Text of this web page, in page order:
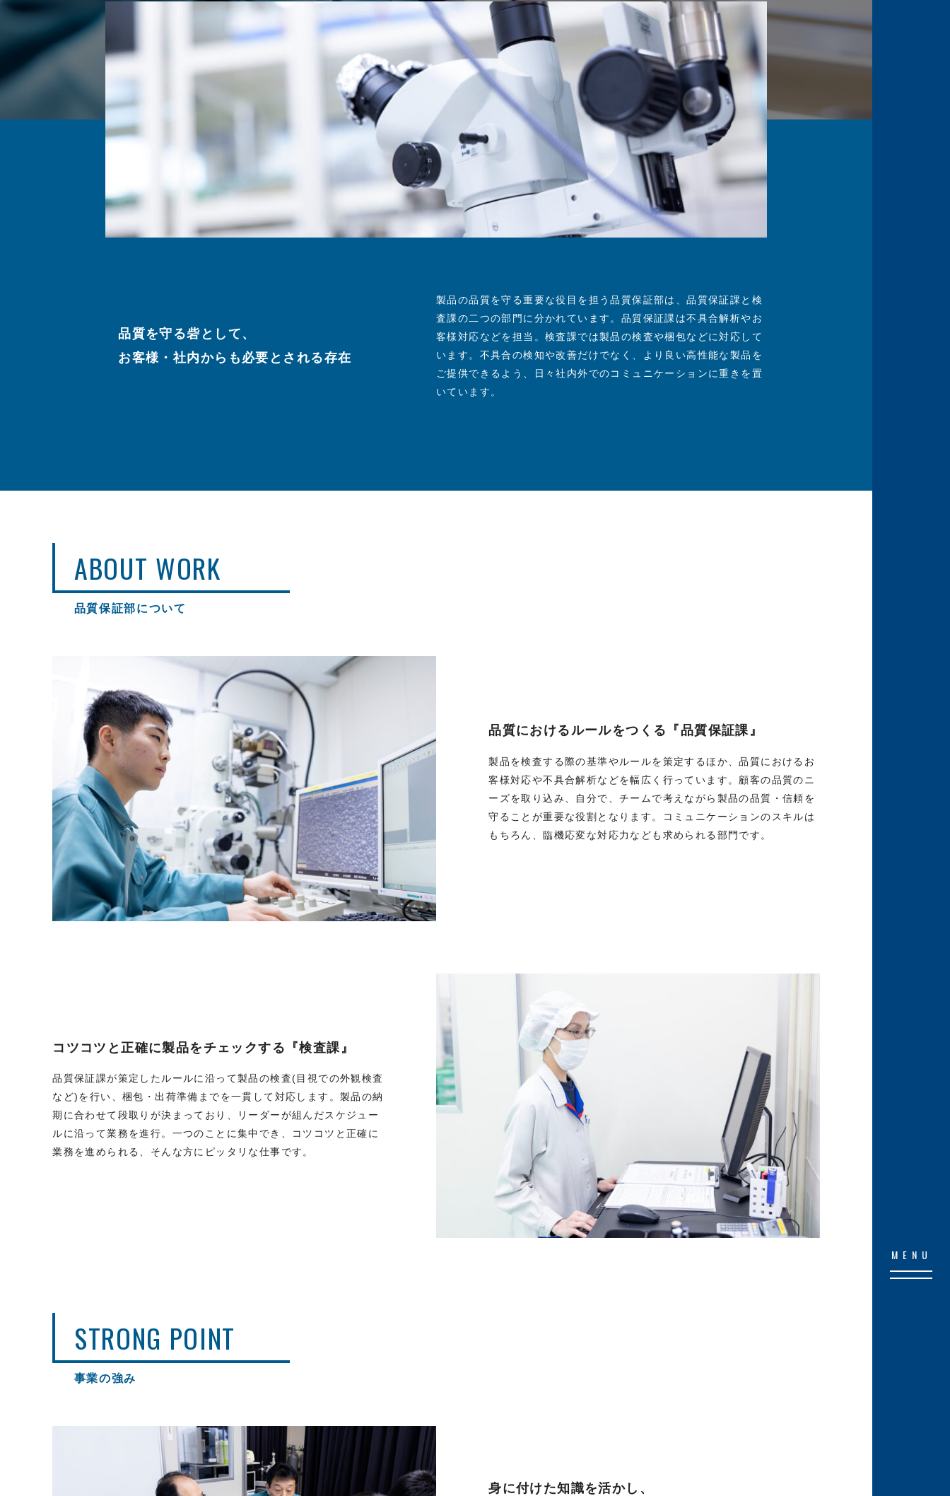
品質を守る砦として、
お客様・社内からも必要とされる存在
製品の品質を守る重要な役目を担う品質保証部は、品質保証課と検
査課の二つの部門に分かれています。品質保証課は不具合解析やお
客様対応などを担当。検査課では製品の検査や梱包などに対応して
います。不具合の検知や改善だけでなく、より良い高性能な製品を
ご提供できるよう、日々社内外でのコミュニケーションに重きを置
いています。
ABOUT WORK
品質保証部について
品質におけるルールをつくる『品質保証課』
製品を検査する際の基準やルールを策定するほか、品質におけるお
客様対応や不具合解析などを幅広く行っています。顧客の品質のニ
ーズを取り込み、自分で、チームで考えながら製品の品質・信頼を
守ることが重要な役割となります。コミュニケーションのスキルは
もちろん、臨機応変な対応力なども求められる部門です。
コツコツと正確に製品をチェックする『検査課』
品質保証課が策定したルールに沿って製品の検査(目視での外観検査
など)を行い、梱包・出荷準備までを一貫して対応します。製品の納
期に合わせて段取りが決まっており、リーダーが組んだスケジュー
ルに沿って業務を進行。一つのことに集中でき、コツコツと正確に
業務を進められる、そんな方にピッタリな仕事です。
STRONG POINT
事業の強み
身に付けた知識を活かし、